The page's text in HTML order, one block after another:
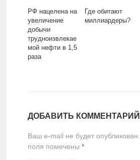
РФ нацелена на
увеличение
добычи
трудноизвлекае
мой нефти в 1,5
раза
Где обитают
миллиардеры?
ДОБАВИТЬ КОММЕНТАРИЙ
Ваш e-mail не будет опубликован.
поля помечены *